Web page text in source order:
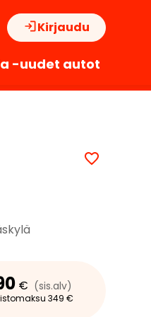
Kirjaudu
-uudet autot
€ (sis.alv)
349 €